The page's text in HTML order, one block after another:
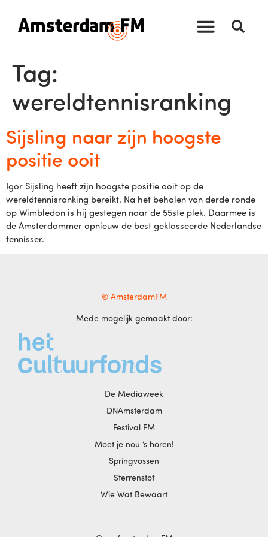
Tag:
wereldtennisranking
Sijsling naar zijn hoogste
positie ooit
Igor Sijsling heeft zijn hoogste positie ooit op de
wereldtennisranking bereikt. Na het behalen van derde ronde
op Wimbledon is hij gestegen naar de 55ste plek. Daarmee is
de Amsterdammer opnieuw de best geklasseerde Nederlandse
tennisser.
© AmsterdamFM
Mede mogelijk gemaakt door:
De Mediaweek
DNAmsterdam
Festival FM
Moet je nou ‘s horen!
Springvossen
Sterrenstof
Wie Wat Bewaart